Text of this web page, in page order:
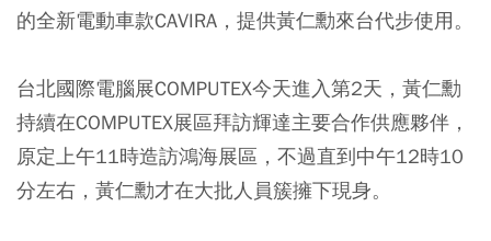
的全新電動車款CAVIRA，提供黃仁勳來台代步使用。
台北國際電腦展COMPUTEX今天進入第2天，黃仁勳
持續在COMPUTEX展區拜訪輝達主要合作供應夥伴，
原定上午11時造訪鴻海展區，不過直到中午12時10
分左右，黃仁勳才在大批人員簇擁下現身。